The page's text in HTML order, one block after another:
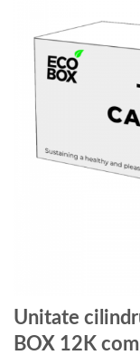
Unitate
BOX 12K